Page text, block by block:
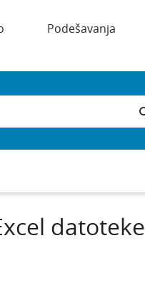
Podešavanja
datoteke